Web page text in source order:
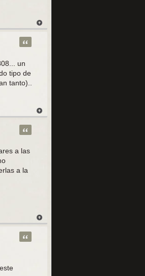
Citar
un
tipo de
tanto)..
Citar
a las
a la
Citar